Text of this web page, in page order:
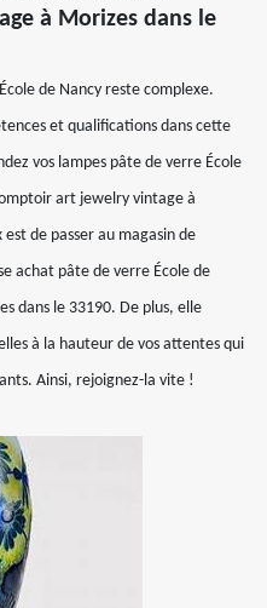
à Morizes dans le
de Nancy reste complexe.
et qualifications dans cette
vos lampes pâte de verre École
art jewelry vintage à
de passer au magasin de
achat pâte de verre École de
dans le 33190. De plus, elle
à la hauteur de vos attentes qui
Ainsi, rejoignez-la vite !